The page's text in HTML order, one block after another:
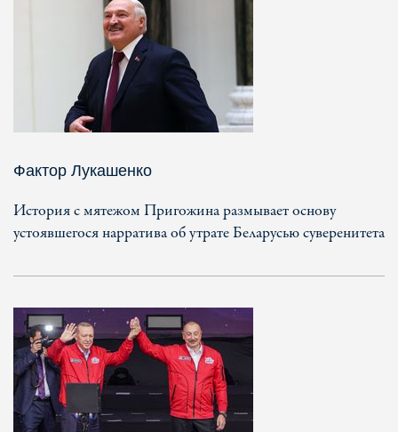
Фактор Лукашенко
История с мятежом Пригожина размывает основу
устоявшегося нарратива об утрате Беларусью суверенитета